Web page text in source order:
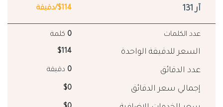
آر 131 $114/دقيقة
عدد الكلمات 0 كلمة
السعر للدقيقة الواحدة $114
عدد الدقائق 0 دقيقة
إجمالي سعر الدقائق $0